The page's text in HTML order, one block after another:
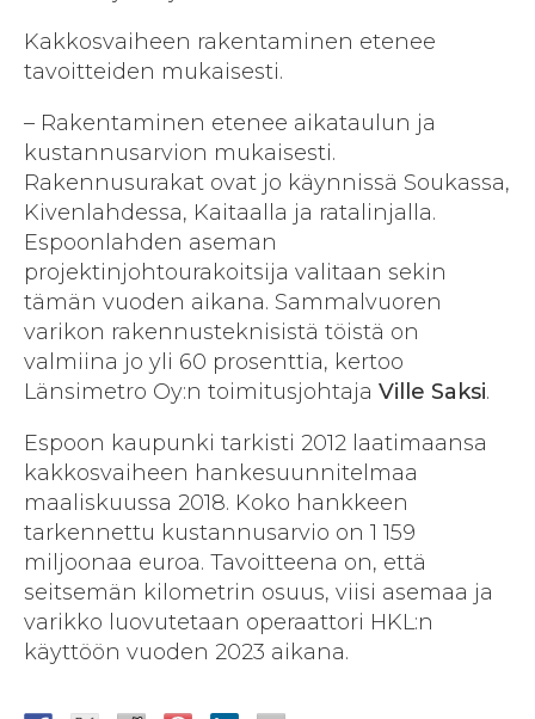
Kakkosvaiheen rakentaminen etenee
tavoitteiden mukaisesti.
– Rakentaminen etenee aikataulun ja
kustannusarvion mukaisesti.
Rakennusurakat ovat jo käynnissä Soukassa,
Kivenlahdessa, Kaitaalla ja ratalinjalla.
Espoonlahden aseman
projektinjohtourakoitsija valitaan sekin
tämän vuoden aikana. Sammalvuoren
varikon rakennusteknisistä töistä on
valmiina jo yli 60 prosenttia, kertoo
Länsimetro Oy:n toimitusjohtaja Ville Saksi.
Espoon kaupunki tarkisti 2012 laatimaansa
kakkosvaiheen hankesuunnitelmaa
maaliskuussa 2018. Koko hankkeen
tarkennettu kustannusarvio on 1 159
miljoonaa euroa. Tavoitteena on, että
seitsemän kilometrin osuus, viisi asemaa ja
varikko luovutetaan operaattori HKL:n
käyttöön vuoden 2023 aikana.